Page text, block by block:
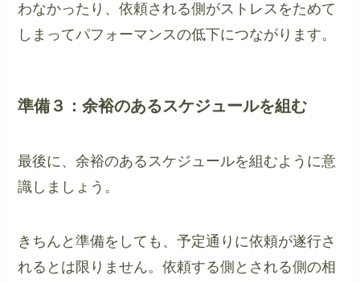
わなかったり、依頼される側がストレスをためて
しまってパフォーマンスの低下につながります。
準備３：余裕のあるスケジュールを組む
最後に、余裕のあるスケジュールを組むように意
識しましょう。
きちんと準備をしても、予定通りに依頼が遂行さ
れるとは限りません。依頼する側とされる側の相